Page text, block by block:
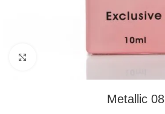
AMPLIAR IMAGEN
Metallic 08